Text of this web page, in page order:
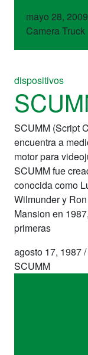
mayo 28, 2009
Camera Truck
dispositivos
SCUMM (Script
encuentra a
motor para
SCUMM fue
conocida como
Wilmunder y
Mansion en
primeras
agosto 17, 1987/
SCUMM